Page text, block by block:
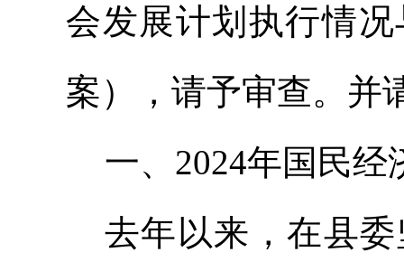
会发展计划执行情
案）
，请予审查。
一、 2024年国民
去年以来，在县